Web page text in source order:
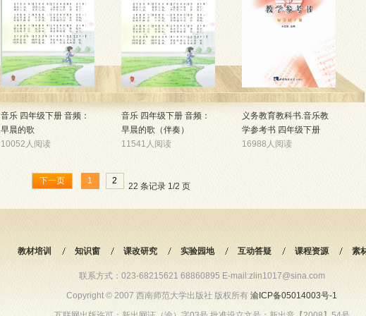
音乐 四年级下册 音频：
早晨的歌
10052人阅读
音乐 四年级下册 音频：
早晨的歌（伴奏）
11541人阅读
义务教育教科书.音乐教
学参考书 四年级下册
16988人阅读
下一页 1 2
22 条记录 1/2 页
教材培训 知识窗 课改研究 实验园地 互动答疑 课程资源 素
联系方式：023-68215621 68860895 E-mail:zlin1017@sina.com
Copyright © 2007 西南师范大学出版社 版权所有 渝ICP备05014003号-1